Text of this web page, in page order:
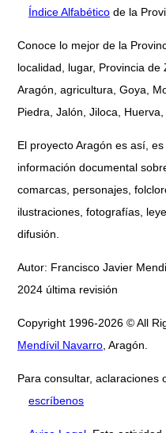
Índice Alfabético de la
Conoce lo mejor de la
localidad, lugar, Provincia
Aragón, agricultura, Goya,
Piedra, Jalón, Jiloca,
El proyecto Aragón es así,
información documental
comarcas, personajes,
ilustraciones, fotografías,
difusión.
Autor: Francisco Javier
2024 última revisión
Copyright 1996-2026 © All
Mendívil Navarro , Aragón.
Para consultar, aclaraciones
escríbenos